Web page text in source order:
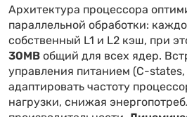
Архитектура процессора
параллельной обработки:
собственный L1 и L2 кэш, при
30MBобщий для всех ядер.
управления питанием (C-
адаптировать частоту
нагрузки, снижая